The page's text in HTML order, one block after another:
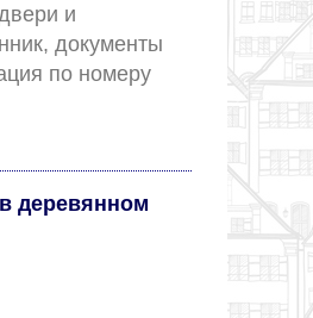
и
документы
по номеру
деревянном